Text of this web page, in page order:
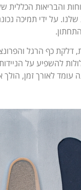
והבריאות הכללית
על ידי תמיכה
דלקת כף הרגל
להשפיע על
לאורך זמן, הולך